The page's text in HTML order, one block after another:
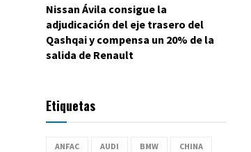
Nissan Ávila consigue la
adjudicación del eje trasero del
Qashqai y compensa un 20% de la
salida de Renault
Etiquetas
ANFAC AUDI BMW CHINA